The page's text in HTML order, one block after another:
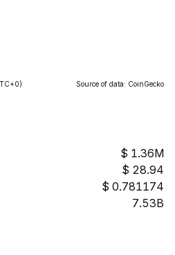
Source of data: CoinGecko
1.36M
28.94
0.781174
7.53B